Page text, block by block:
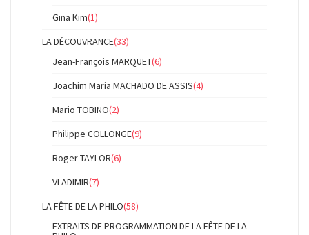
Gina Kim(1)
LA DÉCOUVRANCE(33)
Jean-François MARQUET(6)
Joachim Maria MACHADO DE ASSIS(4)
Mario TOBINO(2)
Philippe COLLONGE(9)
Roger TAYLOR(6)
VLADIMIR(7)
LA FÊTE DE LA PHILO(58)
EXTRAITS DE PROGRAMMATION DE LA FÊTE DE LA